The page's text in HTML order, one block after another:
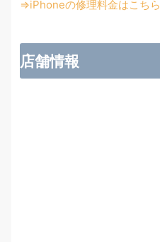
⇒iPhoneの修理料金はこちら
店舗情報